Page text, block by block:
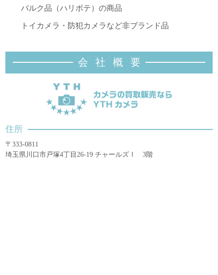
バルク品（ハリボテ）の商品
トイカメラ・防犯カメラなど非ブランド品
会社概 要
住所
〒333-0811
埼玉県川口市戸塚4丁目26-19 チャールズⅠ 3階